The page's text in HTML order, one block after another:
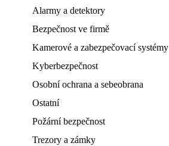
Alarmy a detektory
Bezpečnost ve firmě
Kamerové a zabezpečovací systémy
Kyberbezpečnost
Osobní ochrana a sebeobrana
Ostatní
Požární bezpečnost
Trezory a zámky